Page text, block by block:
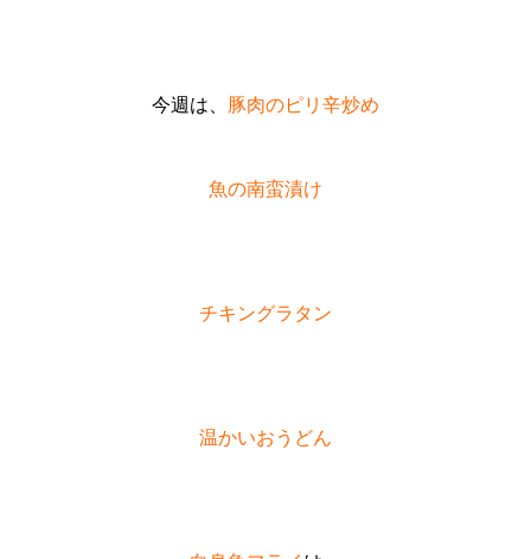
今週は、 豚肉のピリ辛炒め
魚の南蛮漬け
チキングラタン
温かいおうどん